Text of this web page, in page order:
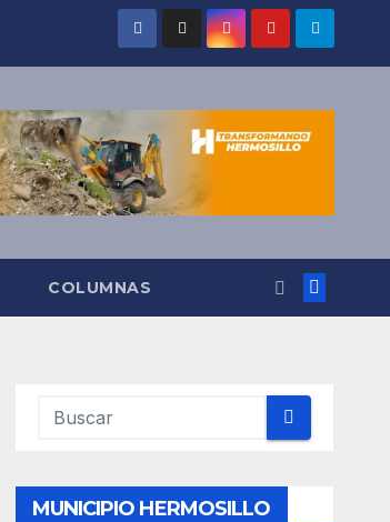
COLUMNAS
MUNICIPIO HERMOSILLO